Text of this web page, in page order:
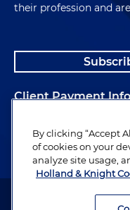
their profession and
Client Payment
Alumni
Attorney Advertising.
By clicking “Accept
of cookies on your
analyze site usage,
Holland & Knight